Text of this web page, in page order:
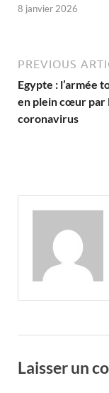
8 janvier 2026
PREVIOUS
Egypte : l’armée
en plein cœur par
coronavirus
Laisser un